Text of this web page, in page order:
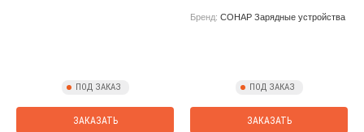
ПОД ЗАКАЗ
ЗАКАЗАТЬ
Бренд: СОНАР Зарядные устройства
ПОД ЗАКАЗ
ЗАКАЗАТЬ